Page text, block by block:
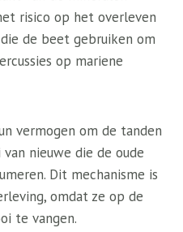
risico op het overleven
de beet gebruiken om
op mariene
vermogen om de tanden
nieuwe die de oude
Dit mechanisme is
omdat ze op de
te vangen.